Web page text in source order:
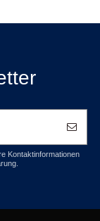
Kontaktinformationen